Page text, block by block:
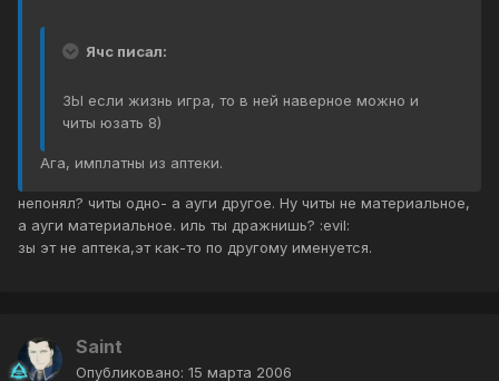
Ячс писал:
ЗЫ если жизнь игра, то в ней наверное можно и
читы юзать 8)
Ага, имплатны из аптеки.
непонял? читы одно- а ауги другое. Ну читы не материальное,
а ауги материальное. иль ты дражнишь? :evil:
зы эт не аптека,эт как-то по другому именуется.
Saint
Опубликовано: 15 марта 2006